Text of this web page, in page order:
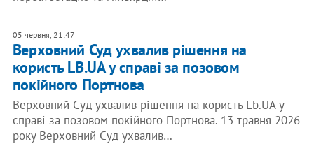
05 червня, 21:47
​Верховний Суд ухвалив рішення на
користь LB.UA у справі за позовом
покійного Портнова
Верховний Суд ухвалив рішення на користь Lb.UA у
справі за позовом покійного Портнова. 13 травня 2026
року Верховний Суд ухвалив…